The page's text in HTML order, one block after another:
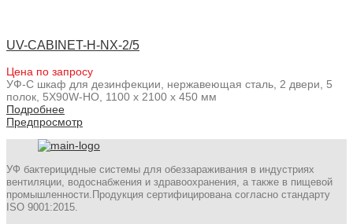
UV-CABINET-H-NX-2/5
Цена по запросу
УФ-С шкаф для дезинфекции, нержавеющая сталь, 2 двери, 5
полок, 5X90W-HO, 1100 x 2100 x 450 мм
Подробнее
Предпросмотр
УФ бактерицидные системы для обеззараживания в индустриях
вентиляции, водоснабжения и здравоохранения, а также в пищевой
промышленности.Продукция сертифицирована согласно стандарту
ISO 9001:2015.